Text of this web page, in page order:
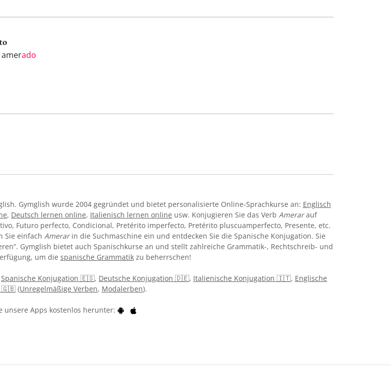
ado
Gymglish wurde 2004 gegründet und bietet personalisierte Online-Sprachkurse an: Englisch
, Deutsch lernen online, Italienisch lernen online usw. Konjugieren Sie das Verb Amerarauf
Futuro perfecto, Condicional, Pretérito imperfecto, Pretérito pluscuamperfecto, Presente, etc.
Sie einfach Amerarin die Suchmaschine ein und entdecken Sie die Spanische Konjugation. Sie
Gymglish bietet auch Spanischkurse an und stellt zahlreiche Grammatik-, Rechtschreib- und
um die spanische Grammatik zu beherrschen!
Spanische Konjugation 🇪🇸, Deutsche Konjugation 🇩🇪, Italienische Konjugation 🇮🇹, Englische
🇬🇧 (Unregelmäßige Verben, Modalerben).
unsere Apps kostenlos herunter: